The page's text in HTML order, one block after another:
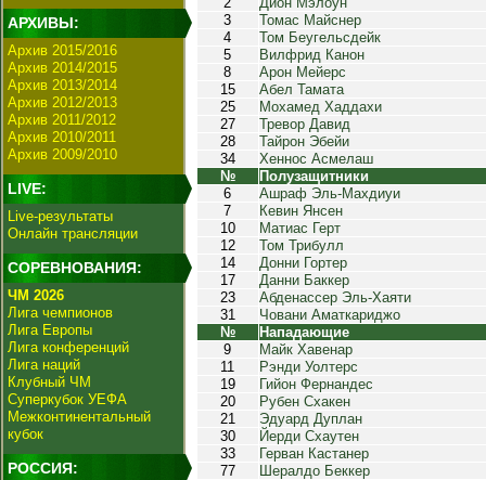
АРХИВЫ:
Архив 2015/2016
Архив 2014/2015
Архив 2013/2014
Архив 2012/2013
Архив 2011/2012
Архив 2010/2011
Архив 2009/2010
LIVE:
Live-результаты
Онлайн трансляции
СОРЕВНОВАНИЯ:
ЧМ 2026
Лига чемпионов
Лига Европы
Лига конференций
Лига наций
Клубный ЧМ
Суперкубок УЕФА
Межконтинентальный
кубок
РОССИЯ:
3
Томас Майснер
4
Том Беугельсдейк
5
Вилфрид Канон
8
Арон Мейерс
15
Абел Тамата
25
Мохамед Хаддахи
27
Тревор Давид
28
Тайрон Эбейи
34
Хеннос Асмелаш
№
Полузащитники
6
Ашраф Эль-Махдиуи
7
Кевин Янсен
10
Матиас Герт
12
Том Трибулл
14
Донни Гортер
17
Данни Баккер
23
Абденассер Эль-Хаяти
31
Човани Аматкариджо
№
Нападающие
9
Майк Хавенар
11
Рэнди Уолтерс
19
Гийон Фернандес
20
Рубен Схакен
21
Эдуард Дуплан
30
Йерди Схаутен
33
Герван Кастанер
77
Шералдо Беккер